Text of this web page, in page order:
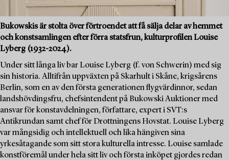
Bukowskis är stolta över förtroendet att få sälja delar av hemmet
och konstsamlingen efter förra statsfrun, kulturprofilen Louise
Lyberg (1932-2024).
Under sitt långa liv bar Louise Lyberg (f. von Schwerin) med sig
sin historia. Alltifrån uppväxten på Skarhult i Skåne, krigsårens
Berlin, som en av den första generationen flygvärdinnor, sedan
landshövdingsfru, chefsintendent på Bukowski Auktioner med
ansvar för konstavdelningen, författare, expert i SVT:s
Antikrundan samt chef för Drottningens Hovstat. Louise Lyberg
var mångsidig och intellektuell och lika hängiven sina
yrkesåtagande som sitt stora kulturella intresse. Louise samlade
konstföremål under hela sitt liv och första inköpet gjordes redan